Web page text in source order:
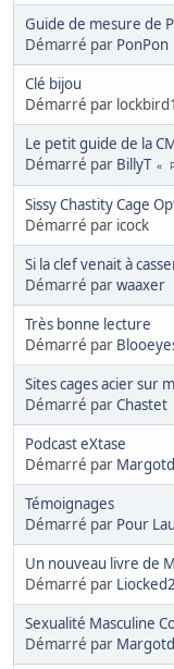
Guide de mesure de
Démarré par PonPon
Clé bijou
Démarré par
Le petit guide de la
Démarré par BillyT
Sissy Chastity Cage
Démarré par icock
Si la clef venait à
Démarré parwaaxer
Très bonne lecture
Démarré par
Sites cages acier sur
Démarré parChastet
Podcast eXtase
Démarré par
Témoignages
Démarré par Pour
Un nouveau livre de
Démarré par
Sexualité Masculine
Démarré par